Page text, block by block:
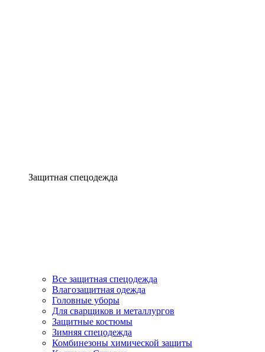
Защитная спецодежда
Все защитная спецодежда
Влагозащитная одежда
Головные уборы
Для сварщиков и металлургов
Защитные костюмы
Зимняя спецодежда
Комбинезоны химической защиты